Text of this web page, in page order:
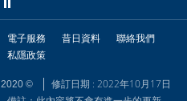
電子服務 昔日資料
聯絡我們
私隱政策
2020 ©
修訂日期 : 2022年10月17日